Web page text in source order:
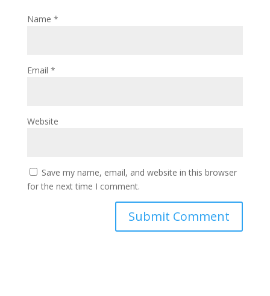
Name *
Email *
Website
Save my name, email, and website in this browser
for the next time I comment.